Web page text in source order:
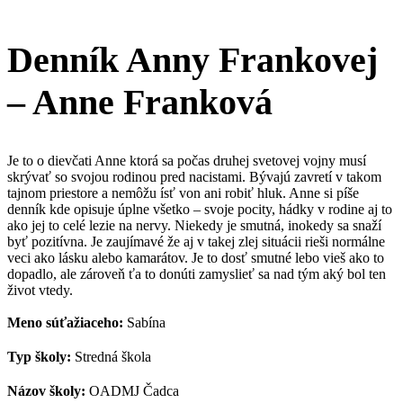
Denník Anny Frankovej
– Anne Franková
Je to o dievčati Anne ktorá sa počas druhej svetovej vojny musí
skrývať so svojou rodinou pred nacistami. Bývajú zavretí v takom
tajnom priestore a nemôžu ísť von ani robiť hluk. Anne si píše
denník kde opisuje úplne všetko – svoje pocity, hádky v rodine aj to
ako jej to celé lezie na nervy. Niekedy je smutná, inokedy sa snaží
byť pozitívna. Je zaujímavé že aj v takej zlej situácii rieši normálne
veci ako lásku alebo kamarátov. Je to dosť smutné lebo vieš ako to
dopadlo, ale zároveň ťa to donúti zamyslieť sa nad tým aký bol ten
život vtedy.
Meno súťažiaceho: Sabína
Typ školy: Stredná škola
Názov školy: OADMJ Čadca